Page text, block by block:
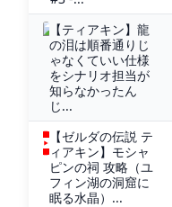
【ティアキン】龍
の泪は順番通りじ
ゃなくていい仕様
をシナリオ担当が
知らなかったん
じ...
【ゼルダの伝説 テ
ィアキン】モシャ
ピンの祠 攻略（ユ
フィン湖の洞窟に
眠る水晶）...